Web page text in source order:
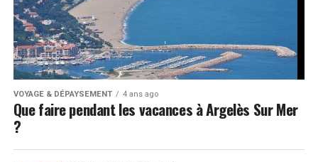
VOYAGE & DÉPAYSEMENT 4 ans ago
Que faire pendant les vacances à Argelès Sur Mer
?